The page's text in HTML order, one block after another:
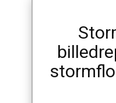
Antikke /
Antikviteter
Arkæologi